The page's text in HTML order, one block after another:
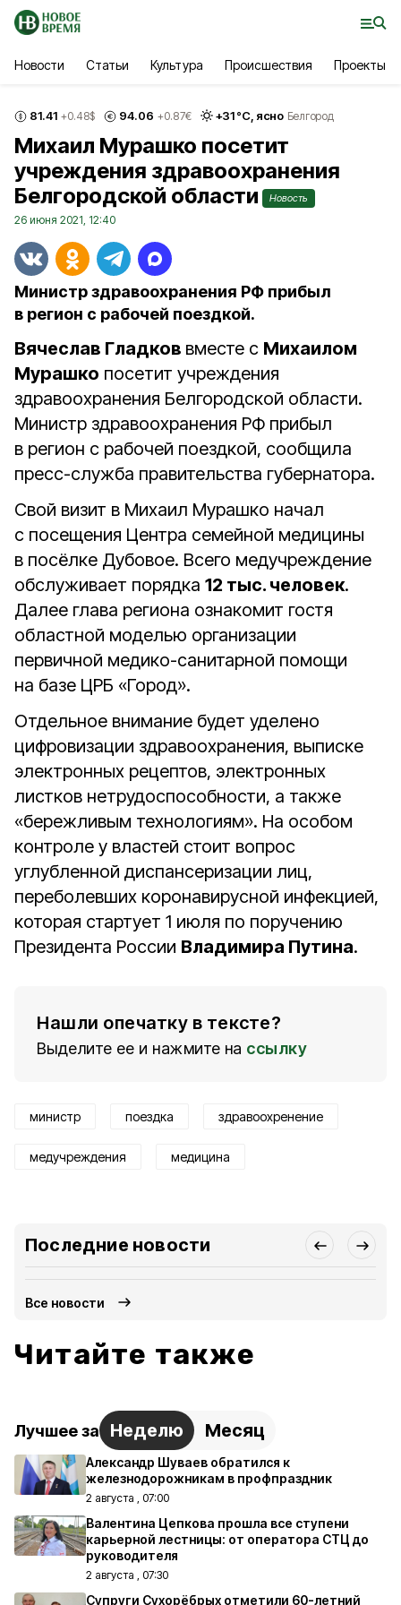
Новости Статьи Культура Происшествия Проекты
81.41 +0.48$ 94.06 +0.87€ +31°С, ясно Белгород
Михаил Мурашко посетит
учреждения здравоохранения
Белгородской области
Новость
26 июня 2021, 12:40
Министр здравоохранения РФ прибыл
в регион с рабочей поездкой.
Вячеслав Гладков вместе с Михаилом
Мурашко посетит учреждения
здравоохранения Белгородской области.
Министр здравоохранения РФ прибыл
в регион с рабочей поездкой, сообщила
пресс-служба правительства губернатора.
Свой визит в Михаил Мурашко начал
с посещения Центра семейной медицины
в посёлке Дубовое. Всего медучреждение
обслуживает порядка 12 тыс. человек.
Далее глава региона ознакомит гостя
областной моделью организации
первичной медико-санитарной помощи
на базе ЦРБ «Город».
Отдельное внимание будет уделено
цифровизации здравоохранения, выписке
электронных рецептов, электронных
листков нетрудоспособности, а также
«бережливым технологиям». На особом
контроле у властей стоит вопрос
углубленной диспансеризации лиц,
переболевших коронавирусной инфекцией,
которая стартует 1 июля по поручению
Президента России Владимира Путина.
Нашли опечатку в тексте?
Выделите ее и нажмите на ссылку
министр поездка здравоохренение
медучреждения медицина
Последние новости
Все новости
Читайте также
Лучшее за Неделю Месяц
Александр Шуваев обратился к
железнодорожникам в профпраздник
2 августа , 07:00
Валентина Цепкова прошла все ступени
карьерной лестницы: от оператора СТЦ до
руководителя
2 августа , 07:30
Супруги Сухорёбрых отметили 60-летний